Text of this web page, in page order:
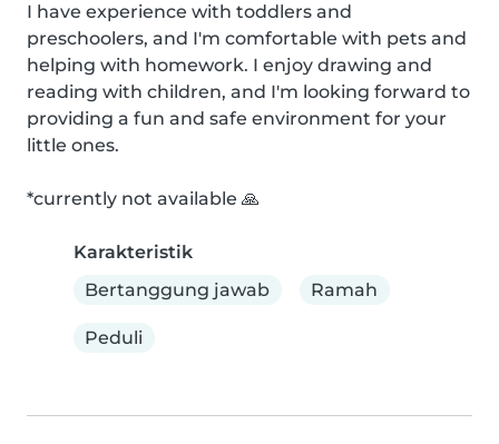
I have experience with toddlers and
preschoolers, and I'm comfortable with pets and
helping with homework. I enjoy drawing and
reading with children, and I'm looking forward to
providing a fun and safe environment for your
little ones.
*currently not available 🙏
Karakteristik
Bertanggung jawab
Ramah
Peduli